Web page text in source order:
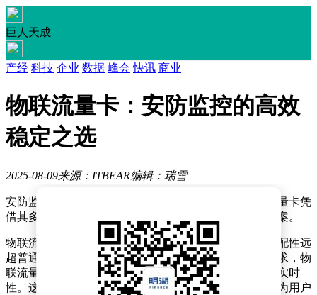
巨人天成
产经 科技 企业 数据 峰会 快讯 商业
物联流量卡：安防监控的高效
稳定之选
2025-08-09来源：ITBEAR编辑：瑞雪
安防监控领域近期迎来了一项重要的技术革新，物联流量卡凭
借其多方面的显著优势，成为了众多用户心中的优选方案。
物联流量卡是专为安防监控设备设计的通信工具，其适配性远
超普通流量卡。针对监控设备独特的通信和数据传输需求，物
联流量卡进行了专业定制，确保了数据传输的流畅性和实时
性。这种定制化服务不仅提升了监控系统的稳定性，更为用户